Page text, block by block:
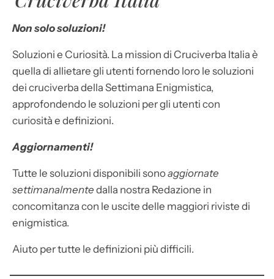
Non solo soluzioni!
Soluzioni e Curiosità. La mission di Cruciverba Italia è
quella di allietare gli utenti fornendo loro le soluzioni
dei cruciverba della Settimana Enigmistica,
approfondendo le soluzioni per gli utenti con
curiosità e definizioni.
Aggiornamenti!
Tutte le soluzioni disponibili sonoaggiornate
settimanalmente dalla nostra Redazione in
concomitanza con le uscite delle maggiori riviste di
enigmistica.
Aiuto per tutte le definizioni più difficili.